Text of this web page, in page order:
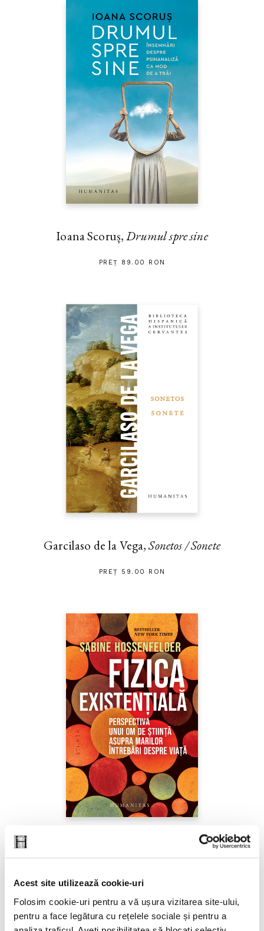
Acest site utilizează cookie-uri
Folosim cookie-uri pentru a vă ușura vizitarea site-ului,
pentru a face legătura cu rețelele sociale și pentru a
Ioana Scoruș,Drumul spre sine
PREȚ 89.00 RON
Garcilaso de la Vega,Sonetos / Sonete
PREȚ 59.00 RON
Fizica existenţială